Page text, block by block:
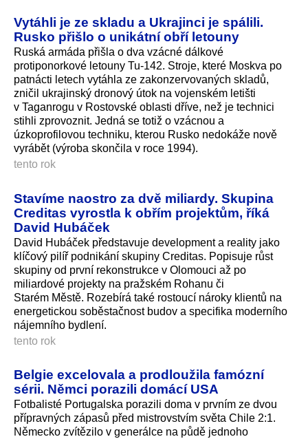
Vytáhli je ze skladu a Ukrajinci je spálili.
Rusko přišlo o unikátní obří letouny
Ruská armáda přišla o dva vzácné dálkové
protiponorkové letouny Tu-142. Stroje, které Moskva po
patnácti letech vytáhla ze zakonzervovaných skladů,
zničil ukrajinský dronový útok na vojenském letišti
v Taganrogu v Rostovské oblasti dříve, než je technici
stihli zprovoznit. Jedná se totiž o vzácnou a
úzkoprofilovou techniku, kterou Rusko nedokáže nově
vyrábět (výroba skončila v roce 1994).
tento rok
Stavíme naostro za dvě miliardy. Skupina
Creditas vyrostla k obřím projektům, říká
David Hubáček
David Hubáček představuje development a reality jako
klíčový pilíř podnikání skupiny Creditas. Popisuje růst
skupiny od první rekonstrukce v Olomouci až po
miliardové projekty na pražském Rohanu či
Starém Městě. Rozebírá také rostoucí nároky klientů na
energetickou soběstačnost budov a specifika moderního
nájemního bydlení.
tento rok
Belgie excelovala a prodloužila famózní
sérii. Němci porazili domácí USA
Fotbalisté Portugalska porazili doma v prvním ze dvou
přípravných zápasů před mistrovstvím světa Chile 2:1.
Německo zvítězilo v generálce na půdě jednoho